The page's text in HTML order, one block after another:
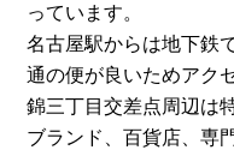
っています。
名古屋駅からは地下鉄
通の便が良いためアク
錦三丁目交差点周辺は
ブランド、百貨店、専